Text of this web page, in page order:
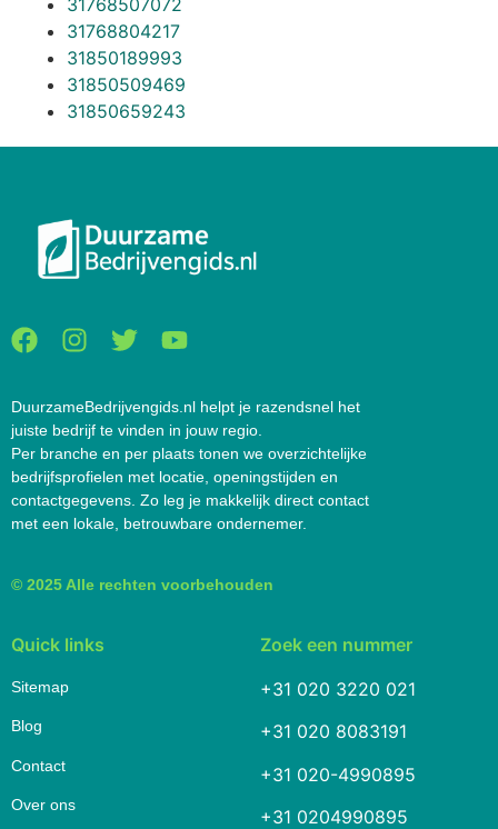
31768804217
31850189993
31850509469
31850659243
DuurzameBedrijvengids.nl helpt je razendsnel het
juiste bedrijf te vinden in jouw regio.
Per branche en per plaats tonen we overzichtelijke
bedrijfsprofielen met locatie, openingstijden en
contactgegevens. Zo leg je makkelijk direct contact
met een lokale, betrouwbare ondernemer.
© 2025 Alle rechten voorbehouden
Quick links
Sitemap
Blog
Contact
Over ons
Zoek een nummer
+31 020 3220 021
+31 020 8083191
+31 020-4990895
+31 0204990895